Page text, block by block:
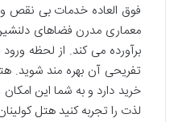
فوق العاده خدمات بی نقص
معماری مدرن فضاهای
برآورده می کند. از لحظه
تفریحی آن بهره مند شوید.
خرید دارد و به شما این
لذت را تجربه کنید هتل